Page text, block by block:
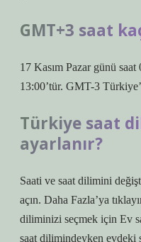
GMT+3 saat
17 Kasım Pazar günü
13:00’tür. GMT-3
Türkiye saat
ayarlanır?
Saati ve saat dilimini
açın. Daha Fazla’ya
diliminizi seçmek için Ev
saat dilimindeyken evdeki